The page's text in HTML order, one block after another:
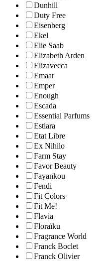
Dunhill
Duty Free
Eisenberg
Ekel
Elie Saab
Elizabeth Arden
Elizavecca
Emaar
Emper
Enough
Escada
Essential Parfums
Estiara
Etat Libre
Ex Nihilo
Farm Stay
Favor Beauty
Fayankou
Fendi
Fit Colors
Fit Me!
Flavia
Floraïku
Fragrance World
Franck Boclet
Franck Olivier